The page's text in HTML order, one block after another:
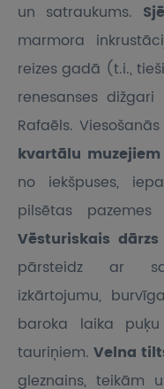
un satraukums.
marmora
reizes gadā (t.i.,
renesanses
Rafaēls.
kvartālu
no iekšpuses,
pilsētas
Vēsturiskais dārzs
pārsteidz ar
izkārtojumu,
baroka laika
tauriņiem.Velna
gleznains, teikām